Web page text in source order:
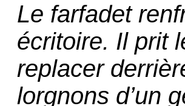
Le farfadet
écritoire. Il prit
replacer
lorgnons d’un